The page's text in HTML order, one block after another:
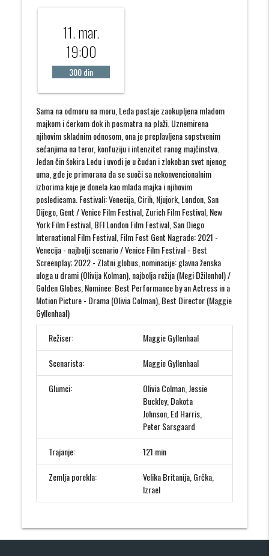
11. mar.
19:00
300 din
Sama na odmoru na moru, Leda postaje zaokupljena mladom
majkom i ćerkom dok ih posmatra na plaži. Uznemirena
njihovim skladnim odnosom, ona je preplavljena sopstvenim
sećanjima na teror, konfuziju i intenzitet ranog majčinstva.
Jedan čin šokira Ledu i uvodi je u čudan i zlokoban svet njenog
uma, gde je primorana da se suoči sa nekonvencionalnim
izborima koje je donela kao mlada majka i njihovim
posledicama. Festivali: Venecija, Cirih, Njujork, London, San
Dijego, Gent / Venice Film Festival, Zurich Film Festival, New
York Film Festival, BFI London Film Festival, San Diego
International Film Festival, Film Fest Gent Nagrade: 2021 -
Venecija - najbolji scenario / Venice Film Festival - Best
Screenplay; 2022 - Zlatni globus, nominacije: glavna ženska
uloga u drami (Olivija Kolman), najbolja režija (Megi Džilenhol) /
Golden Globes, Nominee: Best Performance by an Actress in a
Motion Picture - Drama (Olivia Colman), Best Director (Maggie
Gyllenhaal)
Režiser:
Maggie Gyllenhaal
Scenarista:
Maggie Gyllenhaal
Glumci:
Olivia Colman, Jessie
Buckley, Dakota
Johnson, Ed Harris,
Peter Sarsgaard
Trajanje:
121 min
Zemlja porekla:
Velika Britanija, Grčka,
Izrael